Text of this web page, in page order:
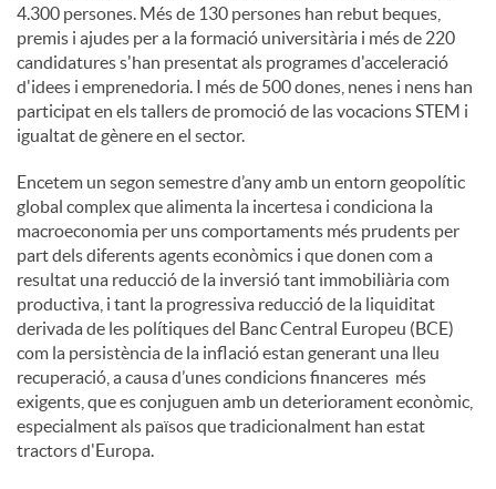
4.300 persones. Més de 130 persones han rebut beques,
premis i ajudes per a la formació universitària i més de 220
candidatures s'han presentat als programes d'acceleració
d'idees i emprenedoria. I més de 500 dones, nenes i nens han
participat en els tallers de promoció de las vocacions STEM i
igualtat de gènere en el sector.
Encetem un segon semestre d’any amb un entorn geopolític
global complex que alimenta la incertesa i condiciona la
macroeconomia per uns comportaments més prudents per
part dels diferents agents econòmics i que donen com a
resultat una reducció de la inversió tant immobiliària com
productiva, i tant la progressiva reducció de la liquiditat
derivada de les polítiques del Banc Central Europeu (BCE)
com la persistència de la inflació estan generant una lleu
recuperació, a causa d’unes condicions financeres més
exigents, que es conjuguen amb un deteriorament econòmic,
especialment als països que tradicionalment han estat
tractors d'Europa.